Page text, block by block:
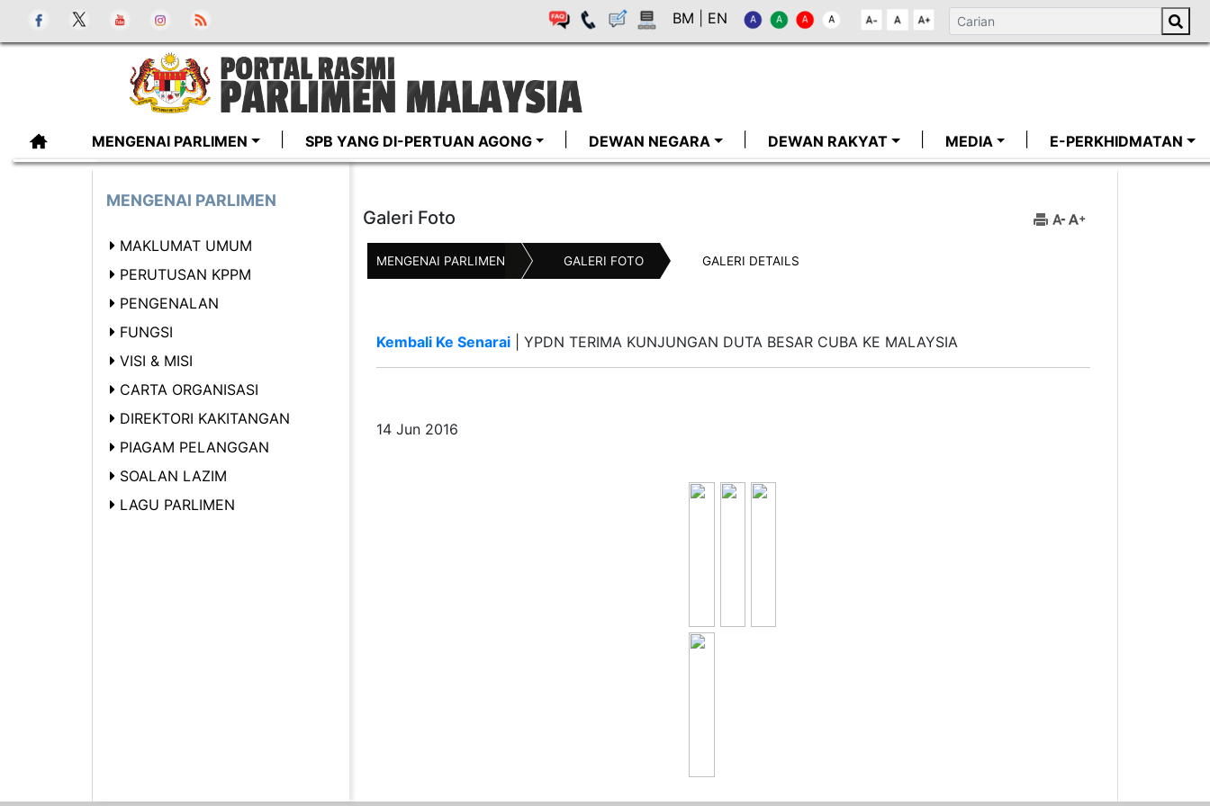
BM EN
MENGENAI PARLIMEN SPB YANG DI-PERTUAN AGONG DEWAN NEGARA DEWAN RAKYAT MEDIA E-PERKHIDMATAN
Galeri Foto
MENGENAI PARLIMEN GALERI FOTO GALERI DETAILS
Kembali Ke Senarai| YPDN TERIMA KUNJUNGAN DUTA BESAR CUBA KE MALAYSIA
14 Jun 2016
MENGENAI PARLIMEN
MAKLUMAT UMUM
PERUTUSAN KPPM
PENGENALAN
FUNGSI
VISI & MISI
CARTA ORGANISASI
DIREKTORI KAKITANGAN
PIAGAM PELANGGAN
SOALAN LAZIM
LAGU PARLIMEN